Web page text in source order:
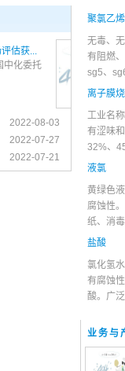
估获...
中化委托
2022-08-03
2022-07-27
2022-07-21
聚氯乙
无毒、
有阻燃
sg5、
离子膜
工业名
有涩味
32%、
液氯
黄绿色
腐蚀性
纸、消
盐酸
氯化氢
有腐蚀
酸。广
业务与